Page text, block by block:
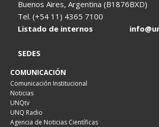
Buenos Aires, Argentina (B1876BXD)
Tel. (+54 11) 4365 7100
Listado de internos
SEDES
COMUNICACIÓN
Comunicación Institucional
Noticias
UNQtv
UNQ Radio
Agencia de Noticias Científicas